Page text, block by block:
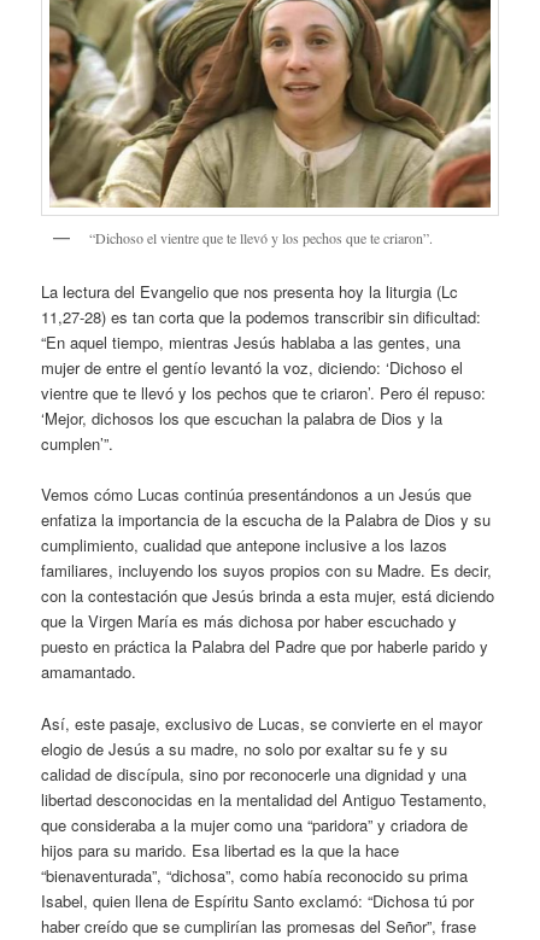
“Dichoso el vientre que te llevó y los pechos que te criaron”.
La lectura del Evangelio que nos presenta hoy la liturgia (Lc
11,27-28) es tan corta que la podemos transcribir sin dificultad:
“En aquel tiempo, mientras Jesús hablaba a las gentes, una
mujer de entre el gentío levantó la voz, diciendo: ‘Dichoso el
vientre que te llevó y los pechos que te criaron’. Pero él repuso:
‘Mejor, dichosos los que escuchan la palabra de Dios y la
cumplen’”.
Vemos cómo Lucas continúa presentándonos a un Jesús que
enfatiza la importancia de la escucha de la Palabra de Dios y su
cumplimiento, cualidad que antepone inclusive a los lazos
familiares, incluyendo los suyos propios con su Madre. Es decir,
con la contestación que Jesús brinda a esta mujer, está diciendo
que la Virgen María es más dichosa por haber escuchado y
puesto en práctica la Palabra del Padre que por haberle parido y
amamantado.
Así, este pasaje, exclusivo de Lucas, se convierte en el mayor
elogio de Jesús a su madre, no solo por exaltar su fe y su
calidad de discípula, sino por reconocerle una dignidad y una
libertad desconocidas en la mentalidad del Antiguo Testamento,
que consideraba a la mujer como una “paridora” y criadora de
hijos para su marido. Esa libertad es la que la hace
“bienaventurada”, “dichosa”, como había reconocido su prima
Isabel, quien llena de Espíritu Santo exclamó: “Dichosa tú por
haber creído que se cumplirían las promesas del Señor”, frase